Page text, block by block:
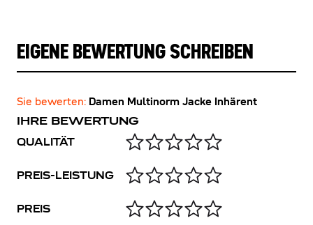
EIGENE BEWERTUNG SCHREIBEN
Sie bewerten: Damen Multinorm Jacke Inhärent
IHRE BEWERTUNG
QUALITÄT
PREIS-LEISTUNG
PREIS